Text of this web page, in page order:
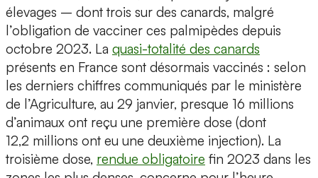
élevages – dont trois sur des canards, malgré
l’obligation de vacciner ces palmipèdes depuis
octobre 2023. La quasi-totalité des canards
présents en France sont désormais vaccinés : selon
les derniers chiffres communiqués par le ministère
de l’Agriculture, au 29 janvier, presque 16 millions
d’animaux ont reçu une première dose (dont
12,2 millions ont eu une deuxième injection). La
troisième dose, rendue obligatoire fin 2023 dans les